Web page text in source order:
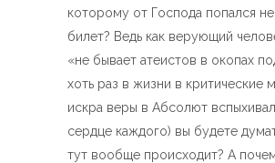
которому от Господа попался
билет? Ведь как верующий
«не бывает атеистов в окопах
хоть раз в жизни в критические
искра веры в Абсолют
сердце каждого) вы будете
тут вообще происходит? А